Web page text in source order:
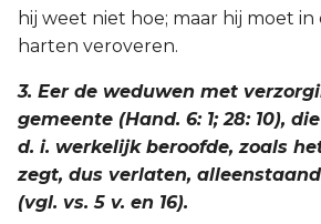
hij weet niet hoe; maar hij moet in
harten veroveren.
3. Eer de weduwen met
gemeente (Hand. 6: 1; 28: 10),
d. i. werkelijk beroofde, zoals
zegt, dus verlaten,
(vgl. vs. 5 v. en 16).